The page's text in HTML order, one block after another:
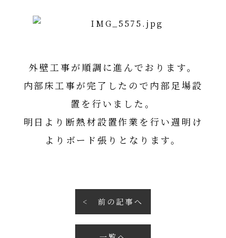
外壁工事が順調に進んでおります。
内部床工事が完了したので内部足場設
置を行いました。
明日より断熱材設置作業を行い週明け
よりボード張りとなります。
前の記事へ